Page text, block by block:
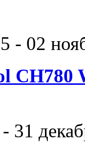
- 02
CH780
31